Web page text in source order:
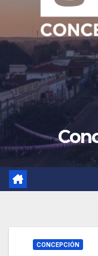
CONCEPCIÓN